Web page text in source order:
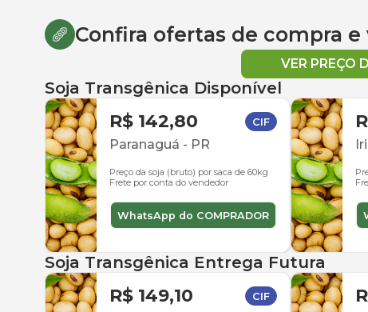
Confira ofertas de compra e
VER PREÇO
Soja Transgênica Disponível
R$ 142,80 CIF
Paranaguá - PR
Preço da soja (bruto) por saca de 60kg
Frete por conta do vendedor
WhatsApp do COMPRADOR
Soja Transgênica Entrega Futura
R$ 149,10 CIF